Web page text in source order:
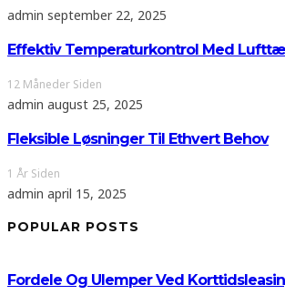
admin september 22, 2025
Effektiv Temperaturkontrol Med
12 Måneder Siden
admin august 25, 2025
Fleksible Løsninger Til Ethvert Behov
1 År Siden
admin april 15, 2025
POPULAR POSTS
Fordele Og Ulemper Ved